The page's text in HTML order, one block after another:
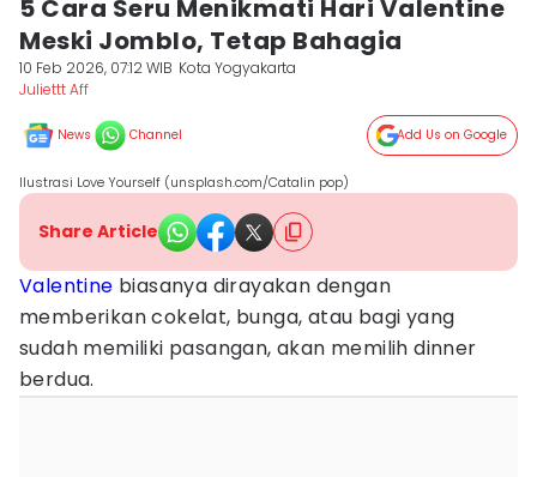
5 Cara Seru Menikmati Hari Valentine
Meski Jomblo, Tetap Bahagia
10 Feb 2026, 07:12 WIB Kota Yogyakarta
Juliettt Aff
News Channel Add Us on Google
Ilustrasi Love Yourself (unsplash.com/Catalin pop)
Share Article
Valentine biasanya dirayakan dengan
memberikan cokelat, bunga, atau bagi yang
sudah memiliki pasangan, akan memilih dinner
berdua.